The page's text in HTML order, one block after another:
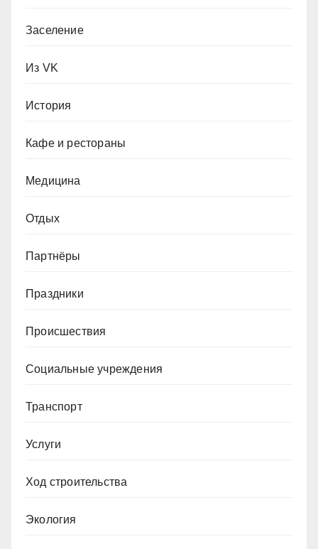
Заселение
Из VK
История
Кафе и рестораны
Медицина
Отдых
Партнёры
Праздники
Происшествия
Социальные учреждения
Транспорт
Услуги
Ход строительства
Экология